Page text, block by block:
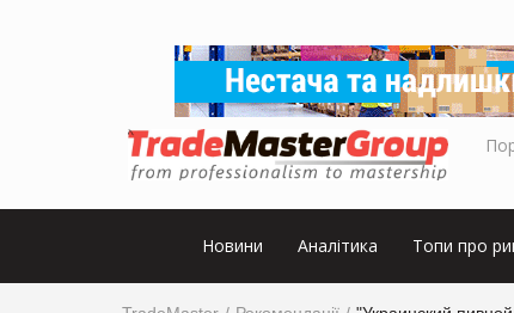
Новини Аналітика Топи про